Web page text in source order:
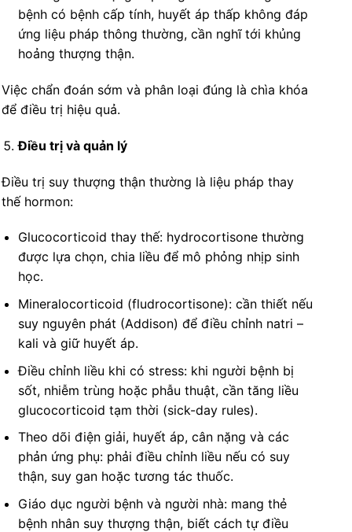
bệnh có bệnh cấp tính, huyết áp thấp không đáp
ứng liệu pháp thông thường, cần nghĩ tới khủng
hoảng thượng thận.
Việc chẩn đoán sớm và phân loại đúng là chìa khóa
để điều trị hiệu quả.
Điều trị và quản lý
Điều trị suy thượng thận thường là liệu pháp thay
thế hormon:
Glucocorticoid thay thế: hydrocortisone thường
được lựa chọn, chia liều để mô phỏng nhịp sinh
học.
Mineralocorticoid (fludrocortisone): cần thiết nếu
suy nguyên phát (Addison) để điều chỉnh natri –
kali và giữ huyết áp.
Điều chỉnh liều khi có stress: khi người bệnh bị
sốt, nhiễm trùng hoặc phẫu thuật, cần tăng liều
glucocorticoid tạm thời (sick-day rules).
Theo dõi điện giải, huyết áp, cân nặng và các
phản ứng phụ: phải điều chỉnh liều nếu có suy
thận, suy gan hoặc tương tác thuốc.
Giáo dục người bệnh và người nhà: mang thẻ
bệnh nhân suy thượng thận, biết cách tự điều